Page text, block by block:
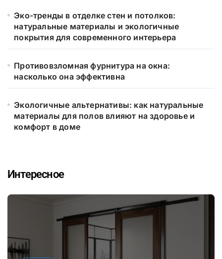
Эко-тренды в отделке стен и потолков:
натуральные материалы и экологичные
покрытия для современного интерьера
Противовзломная фурнитура на окна:
насколько она эффективна
Экологичные альтернативы: как натуральные
материалы для полов влияют на здоровье и
комфорт в доме
Интересное